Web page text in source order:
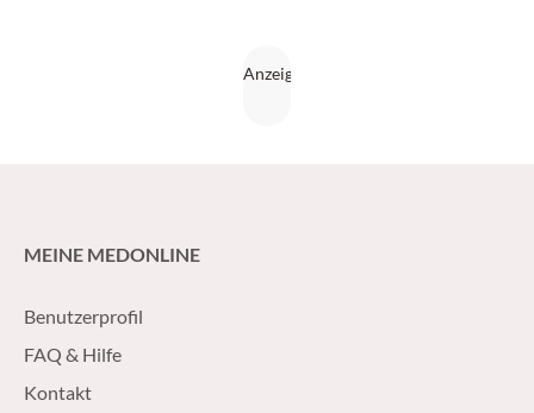
MEINE MEDONLINE
Benutzerprofil
FAQ & Hilfe
Kontakt